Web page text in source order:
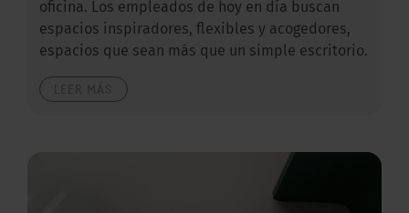
oficina. Los empleados de hoy en día buscan
espacios inspiradores, flexibles y acogedores,
espacios que sean más que un simple escritorio.